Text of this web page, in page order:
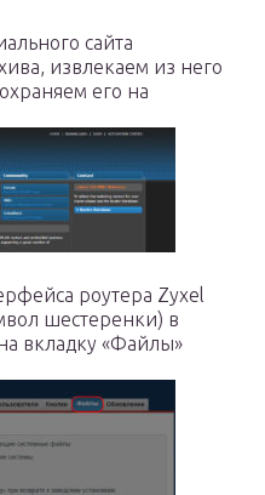
сайта
извлекаем из него
его на
роутера Zyxel
шестеренки) в
вкладку «Файлы»